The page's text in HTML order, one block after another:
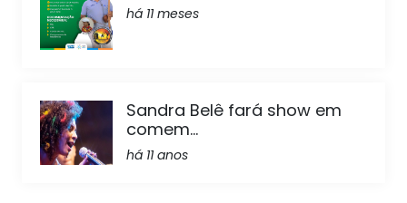
há 11 meses
Sandra Belê fará show em
comem...
há 11 anos